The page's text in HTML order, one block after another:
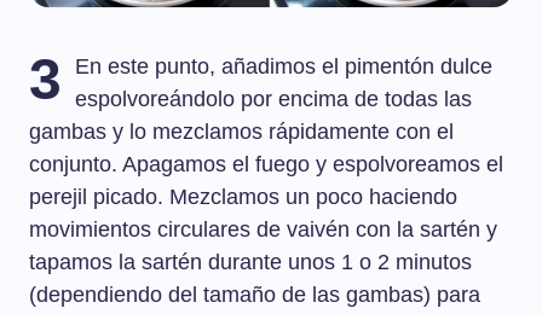
3
En este punto, añadimos el pimentón dulce
espolvoreándolo por encima de todas las
gambas y lo mezclamos rápidamente con el
conjunto. Apagamos el fuego y espolvoreamos el
perejil picado. Mezclamos un poco haciendo
movimientos circulares de vaivén con la sartén y
tapamos la sartén durante unos 1 o 2 minutos
(dependiendo del tamaño de las gambas) para